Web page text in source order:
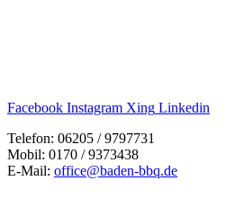
Facebook Instagram Xing Linkedin
Telefon: 06205 / 9797731
Mobil: 0170 / 9373438
E-Mail: office@baden-bbq.de